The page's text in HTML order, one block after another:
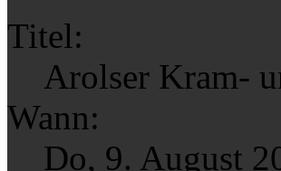
Titel:
Arolser Kram-
Wann:
Do, 9. August